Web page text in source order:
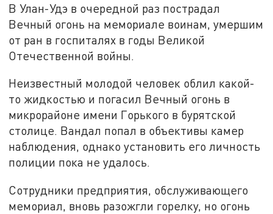
В Улан-Удэ в очередной раз пострадал
Вечный огонь на мемориале воинам, умершим
от ран в госпиталях в годы Великой
Отечественной войны.
Неизвестный молодой человек облил какой-
то жидкостью и погасил Вечный огонь в
микрорайоне имени Горького в бурятской
столице. Вандал попал в объективы камер
наблюдения, однако установить его личность
полиции пока не удалось.
Сотрудники предприятия, обслуживающего
мемориал, вновь разожгли горелку, но огонь